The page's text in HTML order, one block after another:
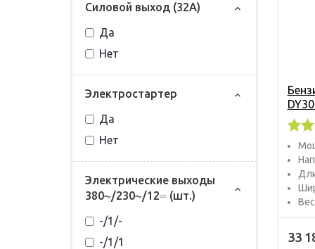
Силовой выход (32А)
Да
Нет
Электростартер
Да
Нет
Электрические выходы
380⏦/230⏦/12⎓ (шт.)
-/1/-
-/1/1
33